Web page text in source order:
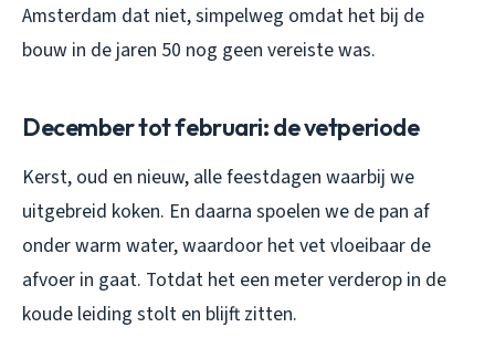
Amsterdam dat niet, simpelweg omdat het bij de
bouw in de jaren 50 nog geen vereiste was.
December tot februari: de vetperiode
Kerst, oud en nieuw, alle feestdagen waarbij we
uitgebreid koken. En daarna spoelen we de pan af
onder warm water, waardoor het vet vloeibaar de
afvoer in gaat. Totdat het een meter verderop in de
koude leiding stolt en blijft zitten.